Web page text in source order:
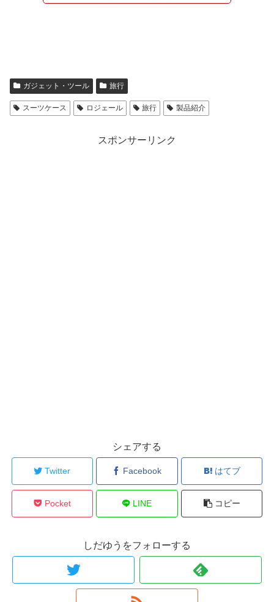
ガジェット・ツール 旅行
スーツケース ロジェール 旅行 製品紹介
スポンサーリンク
シェアする
Twitter Facebook はてブ
Pocket LINE コピー
しだゆうをフォローする